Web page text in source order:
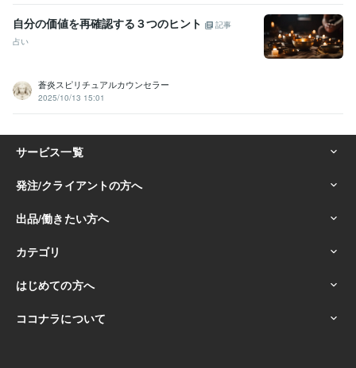
自分の価値を再確認する３つのヒント
記事
占い
蒼炎スピリチュアルカウンセラー
2025/10/13 15:01